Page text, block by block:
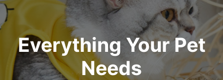
Everything Your Pet
Needs